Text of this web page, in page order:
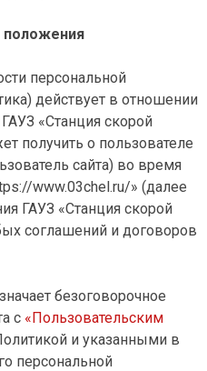
персональной
действует в отношении
«Станция скорой
получить о пользователе
сайта) во время
www.03chel.ru/» (далее
ГАУЗ «Станция скорой
соглашений и договоров
безоговорочное
с «Пользовательским
и указанными в
персональной